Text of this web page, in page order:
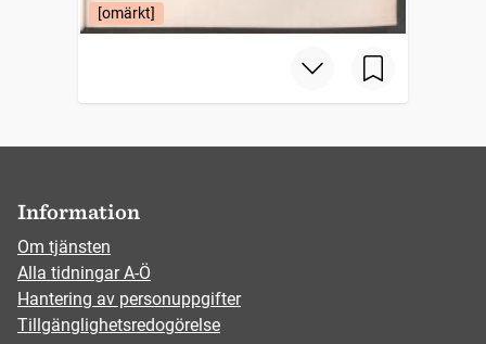
[omärkt]
Information
Om tjänsten
Alla tidningar A-Ö
Hantering av personuppgifter
Tillgänglighetsredogörelse